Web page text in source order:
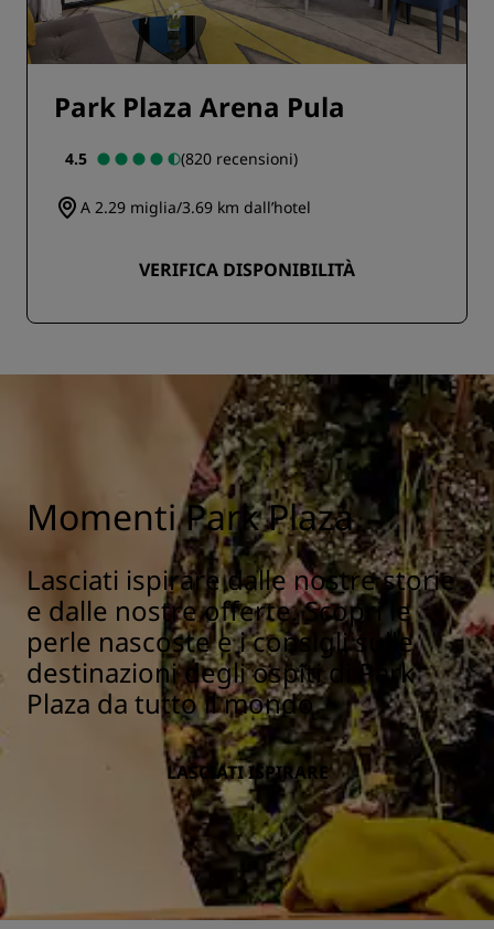
Park Plaza Arena Pula
4.5 (820 recensioni)
A 2.29 miglia/3.69 km dall’hotel
VERIFICA DISPONIBILITÀ
Momenti Park Plaza
Lasciati ispirare dalle nostre storie
e dalle nostre offerte. Scopri le
perle nascoste e i consigli sulle
destinazioni degli ospiti di Park
Plaza da tutto il mondo.
LASCIATI ISPIRARE